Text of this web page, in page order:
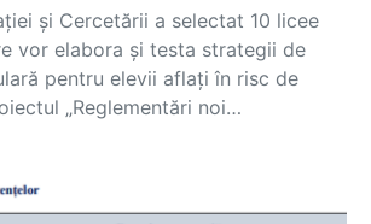
și Cercetării a selectat 10 licee
vor elabora și testa strategii de
pentru elevii aflați în risc de
„Reglementări noi…